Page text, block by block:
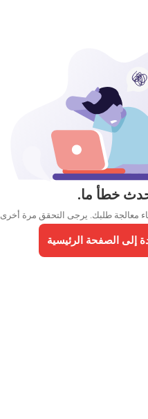
خطأ ما.
معالجة طلبك. يرجى التحقق مرة أخرى.
إلى الصفحة الرئيسية